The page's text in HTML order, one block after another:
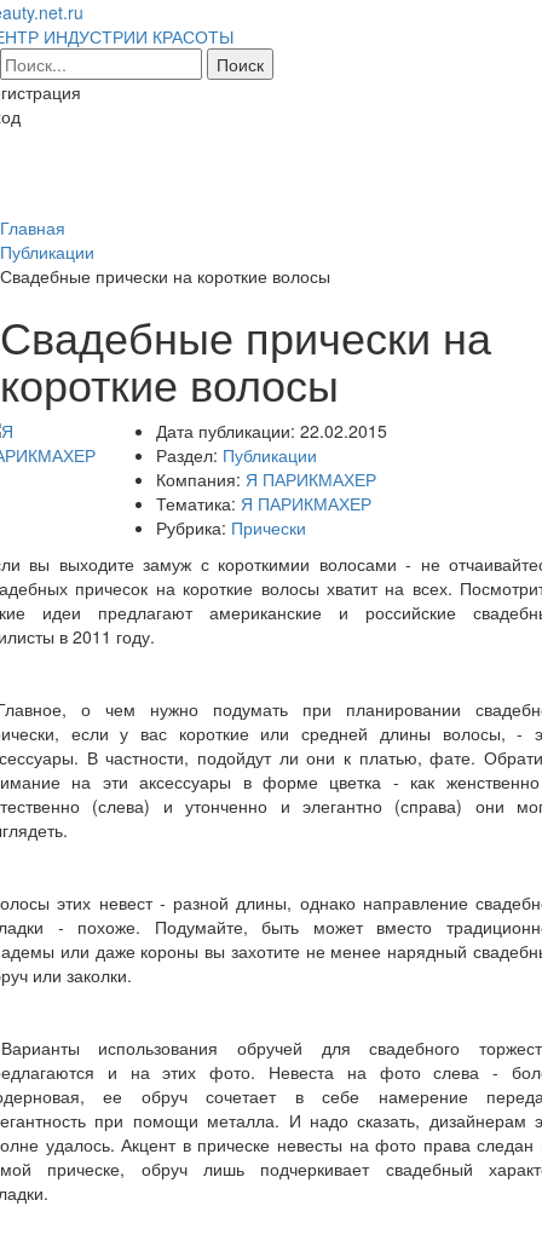
ИНДУСТРИИ КРАСОТЫ
Главная
Публикации
Свадебные прически на короткие волосы
Свадебные прически на
короткие волосы
Дата публикации: 22.02.2015
Раздел: Публикации
Компания: Я ПАРИКМАХЕР
Тематика: Я ПАРИКМАХЕР
Рубрика: Прически
вы выходите замуж с короткимии волосами - не
причесок на короткие волосы хватит на всех.
идеи предлагают американские и российские
в 2011 году.
о чем нужно подумать при планировании
если у вас короткие или средней длины волосы, -
В частности, подойдут ли они к платью, фате.
на эти аксессуары в форме цветка - как
(слева) и утонченно и элегантно (справа) они
этих невест - разной длины, однако направление
- похоже. Подумайте, быть может вместо
или даже короны вы захотите не менее нарядный
или заколки.
Варианты использования обручей для свадебного
и на этих фото. Невеста на фото слева -
ее обруч сочетает в себе намерение
при помощи металла. И надо сказать, дизайнерам
удалось. Акцент в прическе невесты на фото права следан
прическе, обруч лишь подчеркивает свадебный